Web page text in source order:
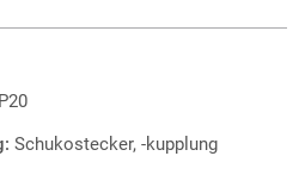
Schukostecker, -kupplung